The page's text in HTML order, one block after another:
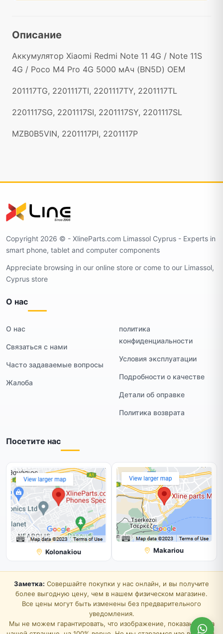
Описание
Аккумулятор Xiaomi Redmi Note 11 4G / Note 11S
4G / Poco M4 Pro 4G 5000 мАч (BN5D) OEM
201117TG, 2201117TI, 2201117TY, 2201117TL
2201117SG, 2201117SI, 2201117SY, 2201117SL
MZB0B5VIN, 2201117PI, 2201117P
Copyright 2026 ©️ - XlineParts.com Limassol Cyprus - Experts in
smart phone, tablet and computer components
Appreciate browsing in our online store or come to our Limassol,
Cyprus store
О нас
О нас
Связаться с нами
Часто задаваемые вопросы
Жалоба
политика
конфиденциальности
Условия эксплуатации
Подробности о качестве
Детали об оправке
Политика возврата
Посетите нас
Kolonakiou Makariou
Заметка: Совершайте покупки у нас онлайн, и вы получите
более выгодную цену, чем в нашем физическом магазине.
Все цены могут быть изменены без предварительного
уведомления.
Мы не можем гарантировать, что изображение, показанное на